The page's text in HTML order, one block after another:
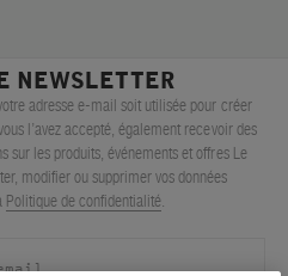
NEWSLETTER
adresse e-mail soit utilisée pour créer
l’avez accepté, également recevoir des
sur les produits, événements et offres Le
modifier ou supprimer vos données
Politique de confidentialité